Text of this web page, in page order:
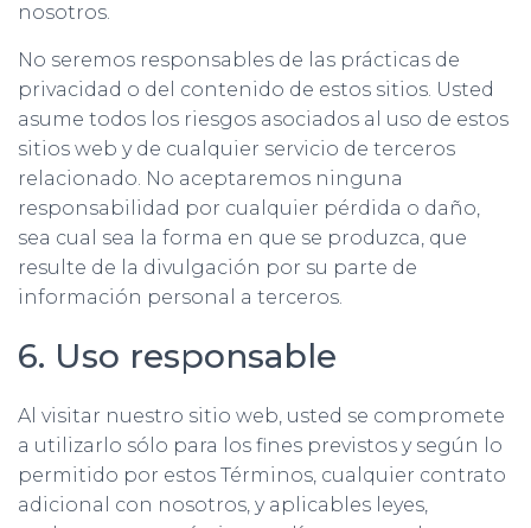
nosotros.
No seremos responsables de las prácticas de
privacidad o del contenido de estos sitios. Usted
asume todos los riesgos asociados al uso de estos
sitios web y de cualquier servicio de terceros
relacionado. No aceptaremos ninguna
responsabilidad por cualquier pérdida o daño,
sea cual sea la forma en que se produzca, que
resulte de la divulgación por su parte de
información personal a terceros.
6. Uso responsable
Al visitar nuestro sitio web, usted se compromete
a utilizarlo sólo para los fines previstos y según lo
permitido por estos Términos, cualquier contrato
adicional con nosotros, y aplicables leyes,